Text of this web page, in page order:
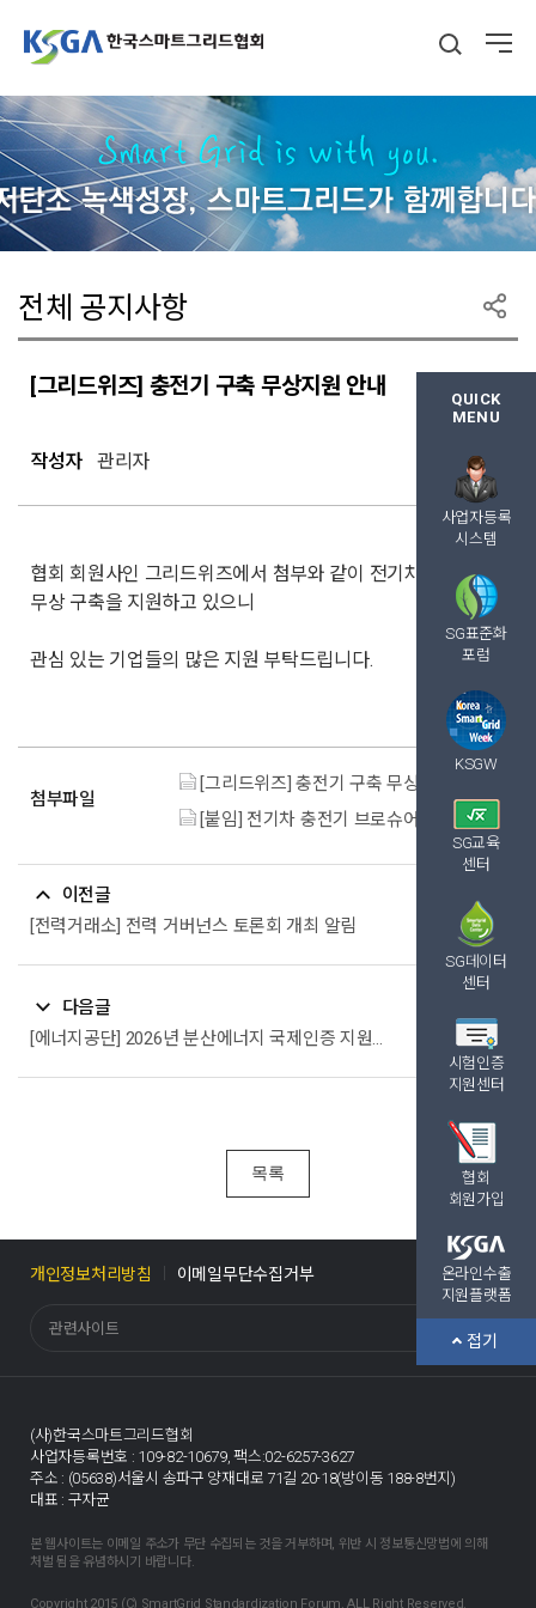
QUICK
MENU
사업자등록
시스템
SG표준화
포럼
KSGW
SG교육
센터
SG데이터
센터
시험인증
지원센터
협회
회원가입
온라인수출
지원플랫폼
접기
전체 공지사항
[그리드위즈] 충전기 구축 무상지원 안내
작성자 관리자 2026-05-15
협회 회원사인 그리드위즈에서 첨부와 같이 전기차 충전기
무상 구축을 지원하고 있으니
관심 있는 기업들의 많은 지원 부탁드립니다.
첨부파일
[그리드위즈] 충전기 구축 무상지원 안내문.pdf (62.6K)
[붙임] 전기차 충전기 브로슈어.pdf (7.7M)
이전글
[전력거래소] 전력 거버넌스 토론회 개최 알림
다음글
[에너지공단] 2026년 분산에너지 국제인증 지원사업
목록
개인정보처리방침 이메일무단수집거부
관련사이트
(사)한국스마트그리드협회
사업자등록번호 : 109-82-10679, 팩스:02-6257-3627
주소 : (05638)서울시 송파구 양재대로 71길 20-18(방이동 188-8번지)
대표 : 구자균
본 웹사이트는 이메일 주소가 무단 수집되는 것을 거부하며, 위반 시 정보통신망법에 의해
처벌 됨을 유념하시기 바랍니다.
Copyright 2015 (C) SmartGrid Standardization Forum. ALL Right Reserved.